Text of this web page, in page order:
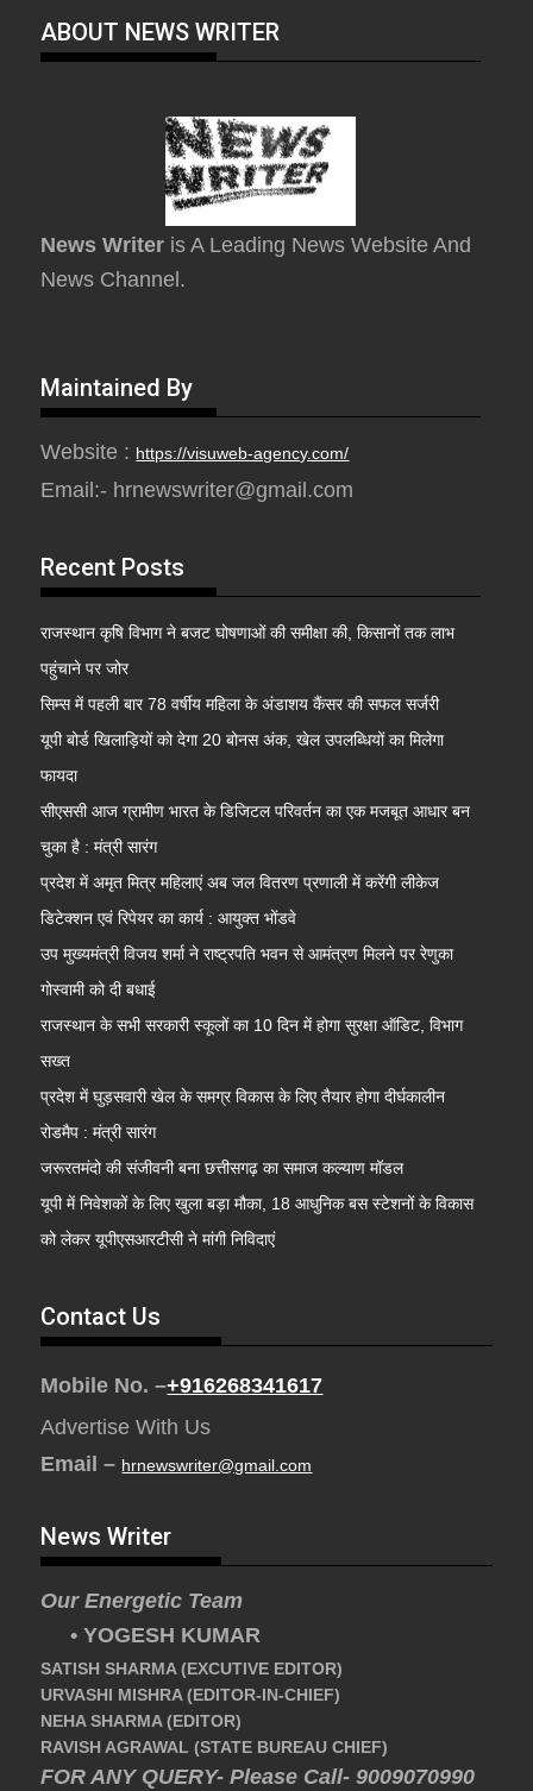
ABOUT NEWS WRITER
News Writer is A Leading News Website And
News Channel.
Maintained By
Website : https://visuweb-agency.com/
Email:- hrnewswriter@gmail.com
Recent Posts
राजस्थान कृषि विभाग ने बजट घोषणाओं की समीक्षा की, किसानों तक लाभ
पहुंचाने पर जोर
सिम्स में पहली बार 78 वर्षीय महिला के अंडाशय कैंसर की सफल सर्जरी
यूपी बोर्ड खिलाड़ियों को देगा 20 बोनस अंक, खेल उपलब्धियों का मिलेगा
फायदा
सीएससी आज ग्रामीण भारत के डिजिटल परिवर्तन का एक मजबूत आधार बन
चुका है : मंत्री सारंग
प्रदेश में अमृत मित्र महिलाएं अब जल वितरण प्रणाली में करेंगी लीकेज
डिटेक्शन एवं रिपेयर का कार्य : आयुक्त भोंडवे
उप मुख्यमंत्री विजय शर्मा ने राष्ट्रपति भवन से आमंत्रण मिलने पर रेणुका
गोस्वामी को दी बधाई
राजस्थान के सभी सरकारी स्कूलों का 10 दिन में होगा सुरक्षा ऑडिट, विभाग
सख्त
प्रदेश में घुड़सवारी खेल के समग्र विकास के लिए तैयार होगा दीर्घकालीन
रोडमैप : मंत्री सारंग
जरूरतमंदो की संजीवनी बना छत्तीसगढ़ का समाज कल्याण मॉडल
यूपी में निवेशकों के लिए खुला बड़ा मौका, 18 आधुनिक बस स्टेशनों के विकास
को लेकर यूपीएसआरटीसी ने मांगी निविदाएं
Contact Us
Mobile No. –+916268341617
Advertise With Us
Email – hrnewswriter@gmail.com
News Writer
Our Energetic Team
• YOGESH KUMAR
SATISH SHARMA (EXCUTIVE EDITOR)
URVASHI MISHRA (EDITOR-IN-CHIEF)
NEHA SHARMA (EDITOR)
RAVISH AGRAWAL (STATE BUREAU CHIEF)
FOR ANY QUERY- Please Call- 9009070990